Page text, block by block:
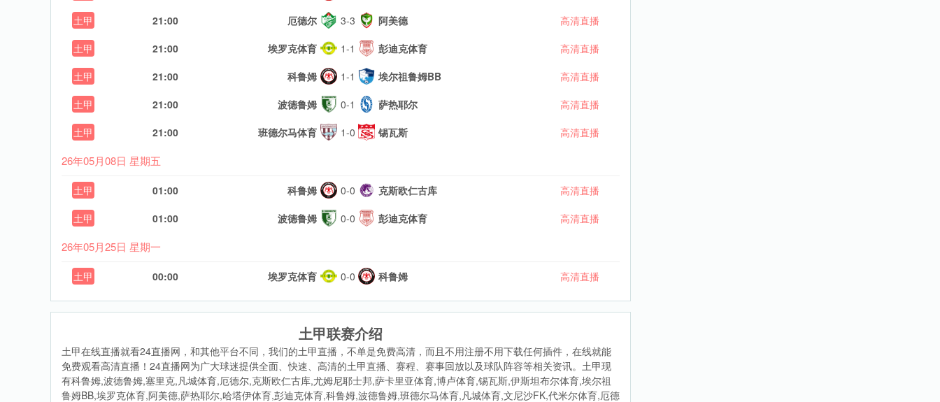
土甲
21:00 厄德尔 3-3 阿美德
高清直播
土甲
21:00 埃罗克体育 1-1 彭迪克体育
高清直播
土甲
21:00 科鲁姆 1-1 埃尔祖鲁姆BB
高清直播
土甲
21:00 波德鲁姆 0-1 萨热耶尔
高清直播
土甲
21:00 班德尔马体育 1-0 锡瓦斯 高清直播
26年05月08日 星期五
土甲 01:00 科鲁姆 0-0 克斯欧仁古库
高清直播
土甲
01:00 波德鲁姆 0-0 彭迪克体育 高清直播
26年05月25日 星期一
土甲 00:00 埃罗克体育 0-0 科鲁姆 高清直播
土甲联赛介绍
土甲在线直播就看24直播网，和其他平台不同，我们的土甲直播，不单是免费高清，而且不用注册不用下载任何插件，在线就能
免费观看高清直播！24直播网为广大球迷提供全面、快速、高清的土甲直播、赛程、赛事回放以及球队阵容等相关资讯。土甲现
有科鲁姆,波德鲁姆,塞里克,凡城体育,厄德尔,克斯欧仁古库,尤姆尼耶士邦,萨卡里亚体育,博卢体育,锡瓦斯,伊斯坦布尔体育,埃尔祖
鲁姆BB,埃罗克体育,阿美德,萨热耶尔,哈塔伊体育,彭迪克体育,科鲁姆,波德鲁姆,班德尔马体育,凡城体育,文尼沙FK,代米尔体育,厄德